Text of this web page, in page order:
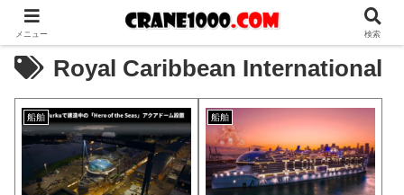
Royal Caribbean International
船舶 船舶
メニュー 検索